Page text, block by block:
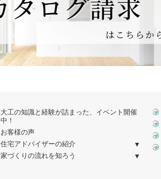
大工の知識と経験が詰まった、イベント開催
中！
お客様の声
住宅アドバイザーの紹介
家づくりの流れを知ろう